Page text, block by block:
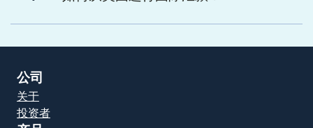
公司
关于
投资者